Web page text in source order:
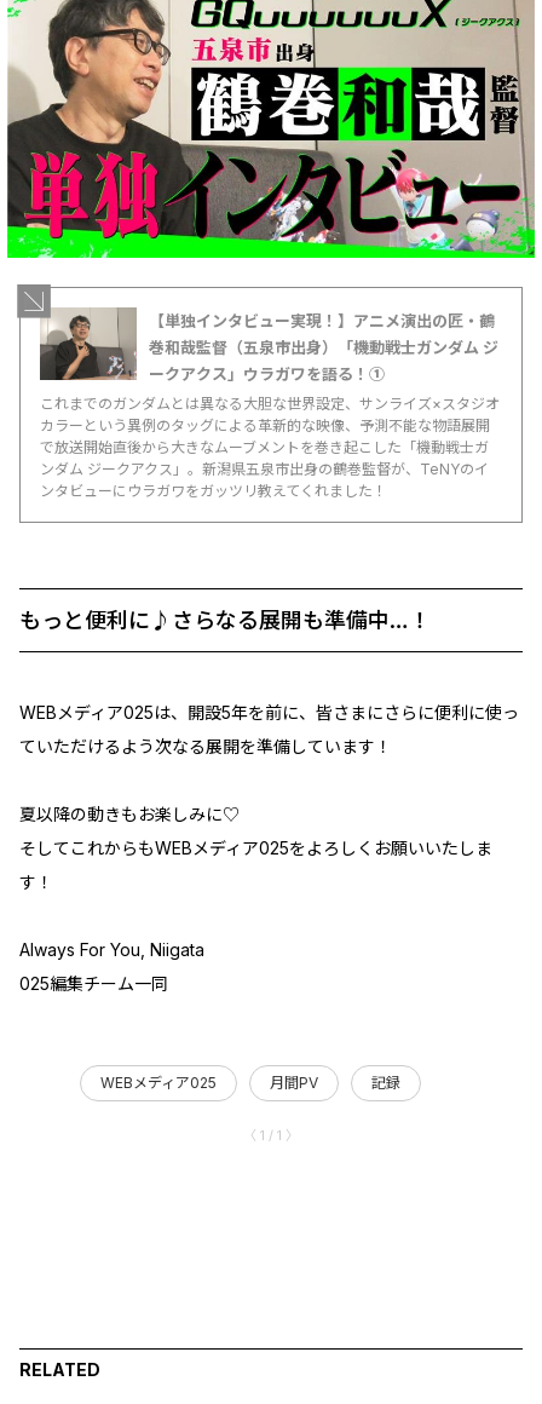
【単独インタビュー実現！】アニメ演出の匠・鶴
巻和哉監督（五泉市出身）「機動戦士ガンダム ジ
ークアクス」ウラガワを語る！①
これまでのガンダムとは異なる大胆な世界設定、サンライズ×スタジオ
カラーという異例のタッグによる革新的な映像、予測不能な物語展開
で放送開始直後から大きなムーブメントを巻き起こした「機動戦士ガ
ンダム ジークアクス」。新潟県五泉市出身の鶴巻監督が、TeNYのイ
ンタビューにウラガワをガッツリ教えてくれました！
もっと便利に♪さらなる展開も準備中…！
WEBメディア025は、開設5年を前に、皆さまにさらに便利に使っ
ていただけるよう次なる展開を準備しています！
夏以降の動きもお楽しみに♡
そしてこれからもWEBメディア025をよろしくお願いいたしま
す！
Always For You, Niigata
025編集チーム一同
WEBメディア025 月間PV 記録
〈 1 / 1 〉
RELATED